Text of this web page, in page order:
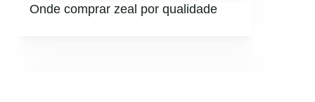
Onde comprar zeal por qualidade